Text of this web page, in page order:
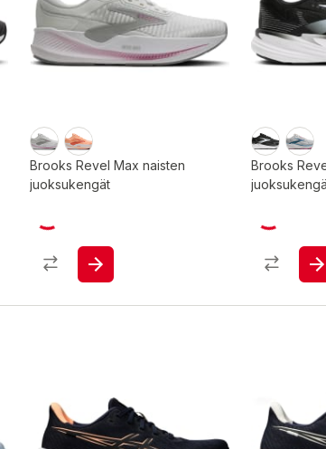
Brooks Revel Max naisten
juoksukengät
Brooks